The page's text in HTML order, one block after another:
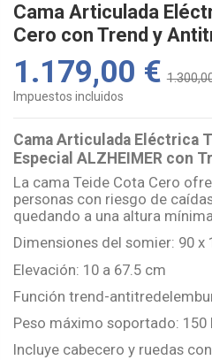
Cama Articulada
Cero con Trend y
1.179,00 €
Impuestos incluidos
Cama Articulada Eléctrica
Especial ALZHEIMER con
La cama Teide Cota Cero
personas con riesgo de
quedando a una altura
Dimensiones del somier: 90 x
Elevación: 10 a 67.5 cm
Función trend-
Peso máximo soportado: 150
Incluye cabecero y ruedas